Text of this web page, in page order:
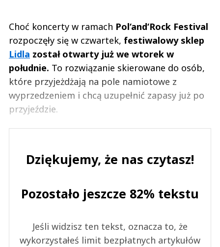
Choć koncerty w ramach Pol‘and‘Rock Festival
rozpoczęły się w czwartek, festiwalowy sklep
Lidla został otwarty już we wtorek w
południe. To rozwiązanie skierowane do osób,
które przyjeżdżają na pole namiotowe z
wyprzedzeniem i chcą uzupełnić zapasy już po
przyjeździe.
Dziękujemy, że nas czytasz!
Pozostało jeszcze 82% tekstu
Jeśli widzisz ten tekst, oznacza to, że
wykorzystałeś limit bezpłatnych artykułów